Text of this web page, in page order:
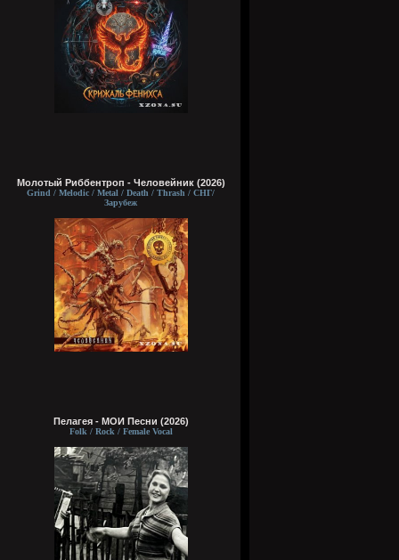
Молотый Риббентроп - Человейник (2026)
Grind / Melodic / Metal / Death / Thrash / СНГ/
Зарубеж
Пелагея - МОИ Песни (2026)
Folk / Rock / Female Vocal